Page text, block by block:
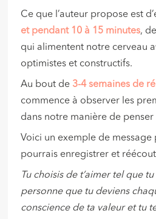
Ce que l’auteur propose est
et pendant 10 à 15 minutes,
qui alimentent notre cerveau
optimistes et constructifs.
Au bout de 3-4 semaines de
commence à observer les
dans notre manière de
Voici un exemple de message
pourrais enregistrer et
Tu choisis de t’aimer tel que
personne que tu deviens
conscience de ta valeur et tu